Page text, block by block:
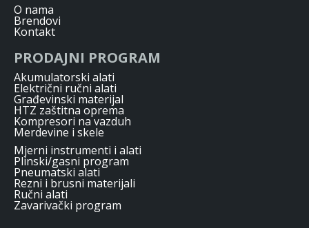
O nama
Brendovi
Kontakt
PRODAJNI PROGRAM
Akumulatorski alati
Električni ručni alati
Građevinski materijal
HTZ zaštitna oprema
Kompresori na vazduh
Merdevine i skele
Mjerni instrumenti i alati
Plinski/gasni program
Pneumatski alati
Rezni i brusni materijali
Ručni alati
Zavarivački program